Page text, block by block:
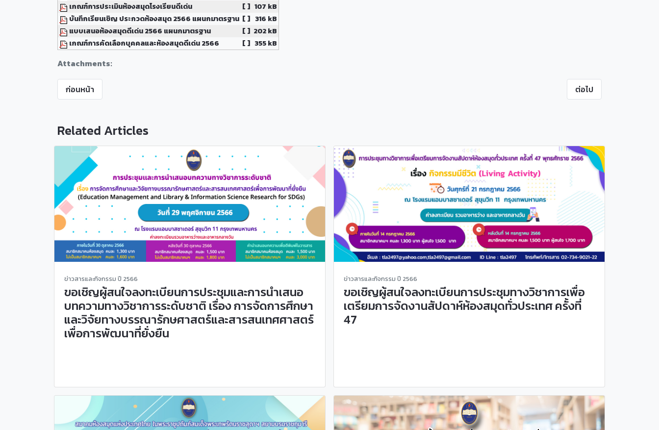
Attachments:
เกณฑ์การประเมินห้องสมุดโรงเรียนดีเด่น
[ ] 107 kB
บันทึกเรียนเชิญ ประกวดห้องสมุด 2566 แผนกมาตรฐาน [ ] 316 kB
แบบเสนอห้องสมุดดีเด่น 2566 แผนกมาตรฐาน
[ ] 202 kB
เกณฑ์การคัดเลือกบุคคลและห้องสมุดดีเด่น 2566
[ ] 355 kB
ก่อนหน้า ต่อไป
Related Articles
ข่าวสารและกิจกรรม ปี 2566
ขอเชิญผู้สนใจลงทะเบียนการประชุมและการนำเสนอ
บทความทางวิชาการระดับชาติ เรื่อง การจัดการศึกษา
และวิจัยทางบรรณารักษศาสตร์และสารสนเทศศาสตร์
เพื่อการพัฒนาที่ยั่งยืน
ข่าวสารและกิจกรรม ปี 2566
ขอเชิญผู้สนใจลงทะเบียนการประชุมทางวิชาการเพื่อ
เตรียมการจัดงานสัปดาห์ห้องสมุดทั่วประเทศ ครั้งที่
47